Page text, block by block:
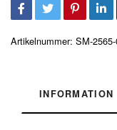
Artikelnummer: SM-
INFORMATION